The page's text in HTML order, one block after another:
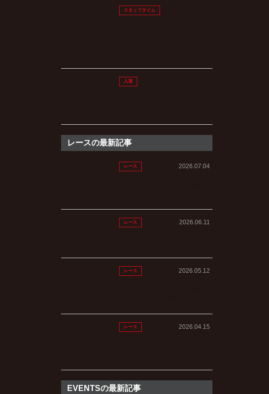
スタッフタイム
入荷
レースの最新記事
レース 2026.07.04
レース 2026.06.11
レース 2026.05.12
レース 2026.04.15
EVENTSの最新記事